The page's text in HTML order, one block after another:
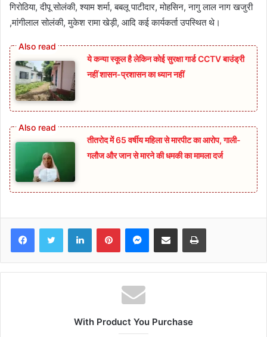
गिरोठिया, दीपू सोलंकी, श्याम शर्मा, बबलू पाटीदार, मोहसिन, नागु लाल नाग खजुरी
,मांगीलाल सोलंकी, मुकेश रामा खेड़ी, आदि कई कार्यकर्ता उपस्थित थे।
ये कन्या स्कूल है लेकिन कोई सुरक्षा गार्ड CCTV बाउंड्री
नहीं शासन-प्रशासन का ध्यान नहीं
तीतरोद में 65 वर्षीय महिला से मारपीट का आरोप, गाली-
गलौज और जान से मारने की धमकी का मामला दर्ज
FacebookTwitter LinkedInPinterestMessenger
Share via Email Print
With Product You Purchase